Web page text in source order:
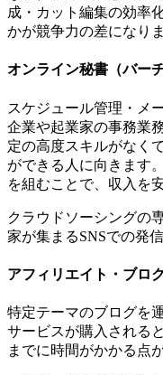
成・カット編集の効率
かが競争力の差になりま
オンライン秘書（バー
スケジュール管理・メ
企業や起業家の事務業
定の高度スキルがなく
ができる人に向きます
を組むことで、収入を
クラウドソーシングの
家が集まるSNSでの発
アフィリエイト・ブロ
特定テーマのブログを
サービスが購入される
までに時間がかかる点